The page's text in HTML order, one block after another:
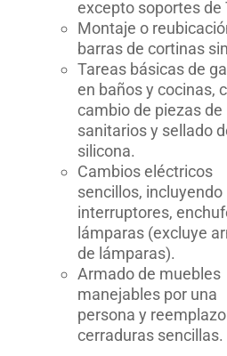
excepto soportes de
Montaje o
barras de cortinas
Tareas básicas de
en baños y cocinas,
cambio de piezas de
sanitarios y sellado
silicona.
Cambios eléctricos
sencillos, incluyendo
interruptores,
lámparas (excluye
de lámparas).
Armado de muebles
manejables por una
persona y
cerraduras sencillas.